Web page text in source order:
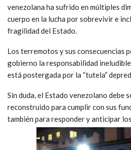
venezolana ha sufrido en múltiples
cuerpo en la lucha por sobrevivir e
fragilidad del Estado.
Los terremotos y sus consecuencias
gobierno la responsabilidad
está postergada por la “tutela”
Sin duda, el Estado venezolano debe
reconstruido para cumplir con sus
también para responder y anticipar